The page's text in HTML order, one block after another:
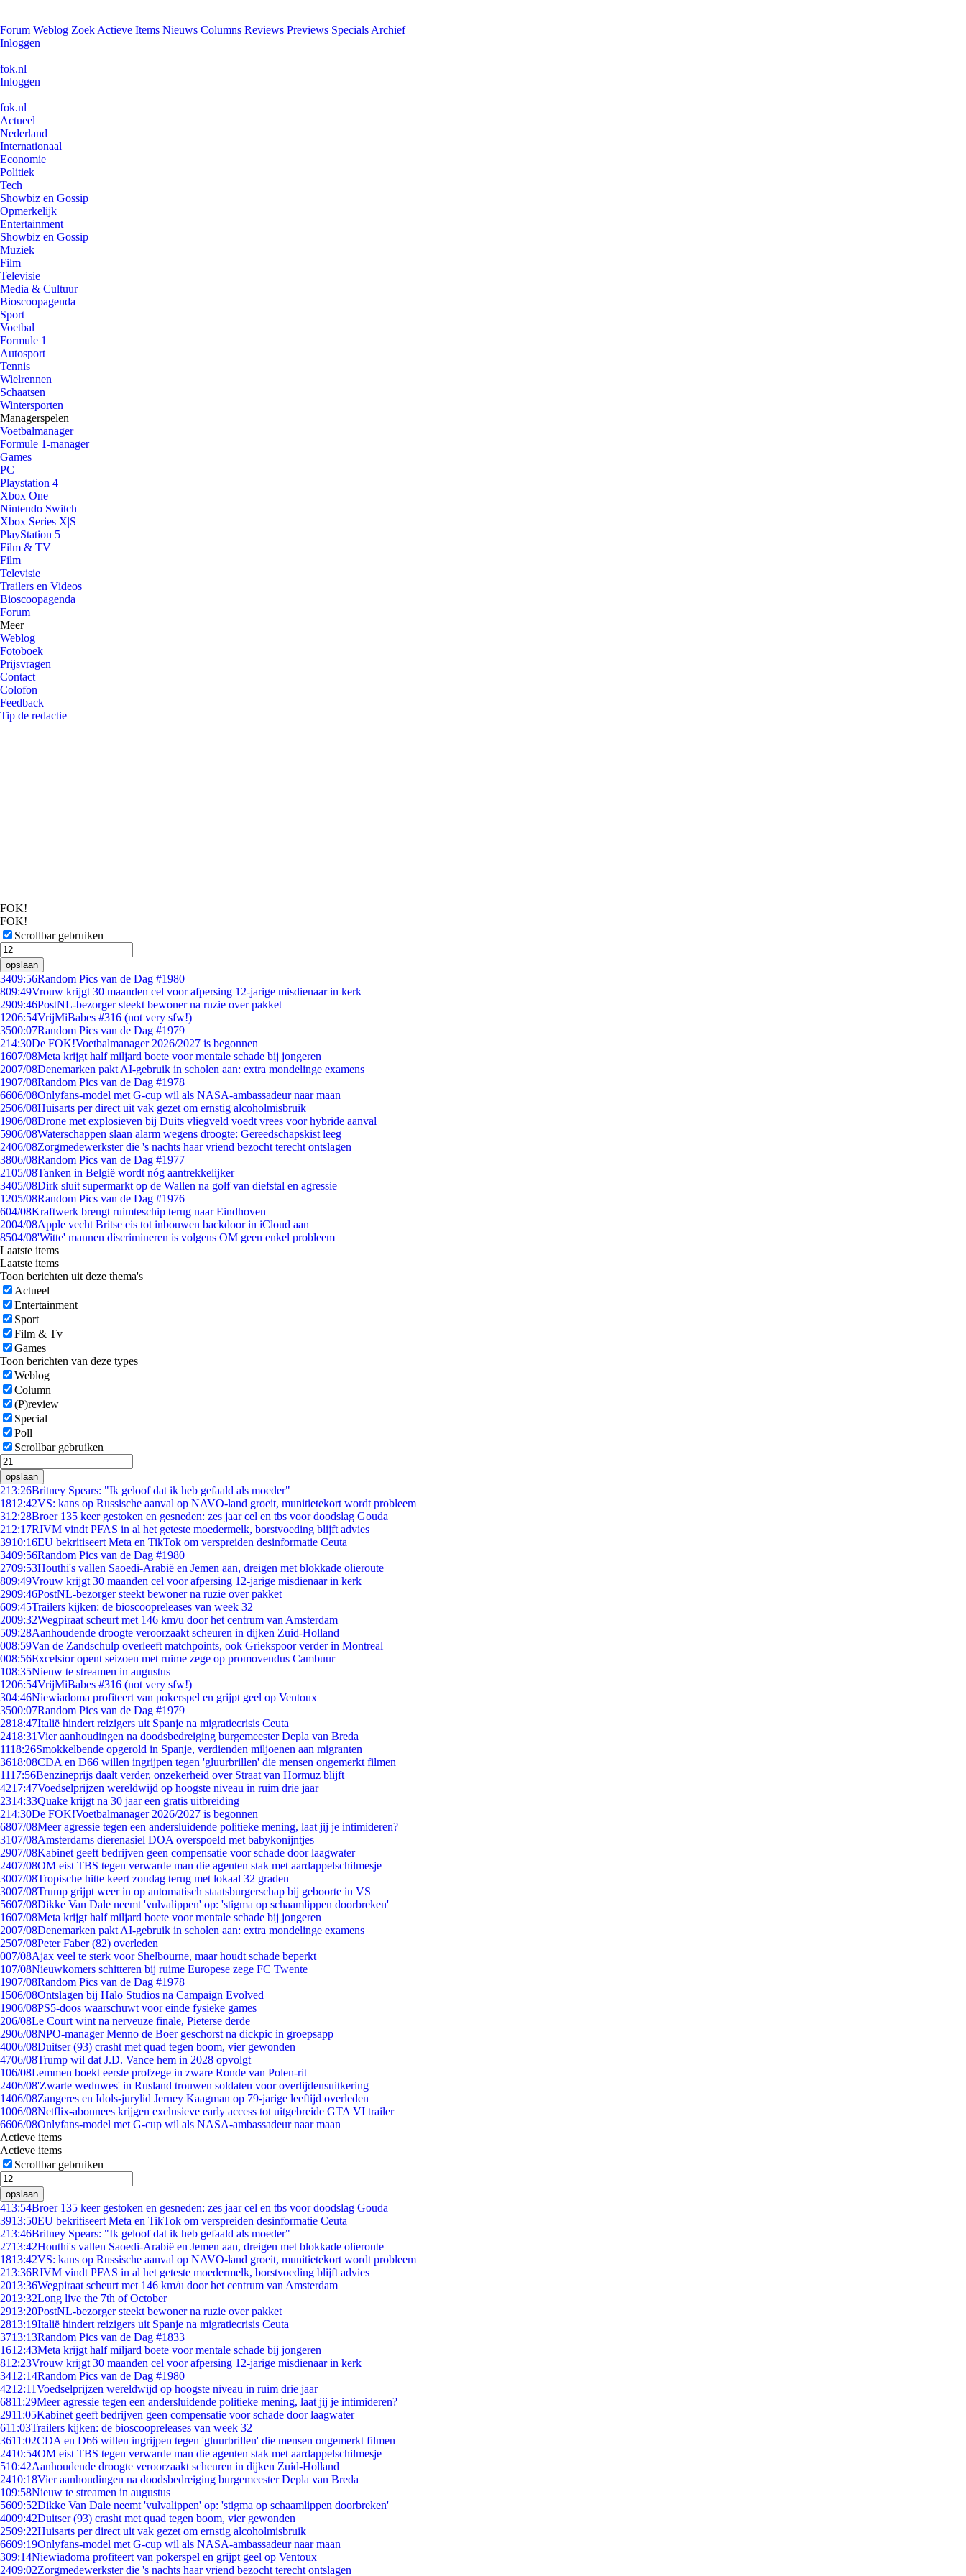
Forum Weblog Zoek Actieve Items Nieuws Columns Reviews Previews Specials Archief
Inloggen
fok.nl
Inloggen
fok.nl
Actueel
Nederland
Internationaal
Economie
Politiek
Tech
Showbiz en Gossip
Opmerkelijk
Entertainment
Showbiz en Gossip
Muziek
Film
Televisie
Media & Cultuur
Bioscoopagenda
Sport
Voetbal
Formule 1
Autosport
Tennis
Wielrennen
Schaatsen
Wintersporten
Managerspelen
Voetbalmanager
Formule 1-manager
Games
PC
Playstation 4
Xbox One
Nintendo Switch
Xbox Series X|S
PlayStation 5
Film & TV
Film
Televisie
Trailers en Videos
Bioscoopagenda
Forum
Meer
Weblog
Fotoboek
Prijsvragen
Contact
Colofon
Feedback
Tip de redactie
FOK!
FOK!
Scrollbar gebruiken
opslaan
3409:56Random Pics van de Dag #1980
809:49Vrouw krijgt 30 maanden cel voor afpersing 12-jarige misdienaar in kerk
2909:46PostNL-bezorger steekt bewoner na ruzie over pakket
1206:54VrijMiBabes #316 (not very sfw!)
3500:07Random Pics van de Dag #1979
214:30De FOK!Voetbalmanager 2026/2027 is begonnen
1607/08Meta krijgt half miljard boete voor mentale schade bij jongeren
2007/08Denemarken pakt AI-gebruik in scholen aan: extra mondelinge examens
1907/08Random Pics van de Dag #1978
6606/08Onlyfans-model met G-cup wil als NASA-ambassadeur naar maan
2506/08Huisarts per direct uit vak gezet om ernstig alcoholmisbruik
1906/08Drone met explosieven bij Duits vliegveld voedt vrees voor hybride aanval
5906/08Waterschappen slaan alarm wegens droogte: Gereedschapskist leeg
2406/08Zorgmedewerkster die 's nachts haar vriend bezocht terecht ontslagen
3806/08Random Pics van de Dag #1977
2105/08Tanken in België wordt nóg aantrekkelijker
3405/08Dirk sluit supermarkt op de Wallen na golf van diefstal en agressie
1205/08Random Pics van de Dag #1976
604/08Kraftwerk brengt ruimteschip terug naar Eindhoven
2004/08Apple vecht Britse eis tot inbouwen backdoor in iCloud aan
8504/08'Witte' mannen discrimineren is volgens OM geen enkel probleem
Laatste items
Laatste items
Toon berichten uit deze thema's
Actueel
Entertainment
Sport
Film & Tv
Games
Toon berichten van deze types
Weblog
Column
(P)review
Special
Poll
Scrollbar gebruiken
opslaan
213:26Britney Spears: "Ik geloof dat ik heb gefaald als moeder"
1812:42VS: kans op Russische aanval op NAVO-land groeit, munitietekort wordt probleem
312:28Broer 135 keer gestoken en gesneden: zes jaar cel en tbs voor doodslag Gouda
212:17RIVM vindt PFAS in al het geteste moedermelk, borstvoeding blijft advies
3910:16EU bekritiseert Meta en TikTok om verspreiden desinformatie Ceuta
3409:56Random Pics van de Dag #1980
2709:53Houthi's vallen Saoedi-Arabië en Jemen aan, dreigen met blokkade olieroute
809:49Vrouw krijgt 30 maanden cel voor afpersing 12-jarige misdienaar in kerk
2909:46PostNL-bezorger steekt bewoner na ruzie over pakket
609:45Trailers kijken: de bioscoopreleases van week 32
2009:32Wegpiraat scheurt met 146 km/u door het centrum van Amsterdam
509:28Aanhoudende droogte veroorzaakt scheuren in dijken Zuid-Holland
008:59Van de Zandschulp overleeft matchpoints, ook Griekspoor verder in Montreal
008:56Excelsior opent seizoen met ruime zege op promovendus Cambuur
108:35Nieuw te streamen in augustus
1206:54VrijMiBabes #316 (not very sfw!)
304:46Niewiadoma profiteert van pokerspel en grijpt geel op Ventoux
3500:07Random Pics van de Dag #1979
2818:47Italië hindert reizigers uit Spanje na migratiecrisis Ceuta
2418:31Vier aanhoudingen na doodsbedreiging burgemeester Depla van Breda
1118:26Smokkelbende opgerold in Spanje, verdienden miljoenen aan migranten
3618:08CDA en D66 willen ingrijpen tegen 'gluurbrillen' die mensen ongemerkt filmen
1117:56Benzineprijs daalt verder, onzekerheid over Straat van Hormuz blijft
4217:47Voedselprijzen wereldwijd op hoogste niveau in ruim drie jaar
2314:33Quake krijgt na 30 jaar een gratis uitbreiding
214:30De FOK!Voetbalmanager 2026/2027 is begonnen
6807/08Meer agressie tegen een andersluidende politieke mening, laat jij je intimideren?
3107/08Amsterdams dierenasiel DOA overspoeld met babykonijntjes
2907/08Kabinet geeft bedrijven geen compensatie voor schade door laagwater
2407/08OM eist TBS tegen verwarde man die agenten stak met aardappelschilmesje
3007/08Tropische hitte keert zondag terug met lokaal 32 graden
3007/08Trump grijpt weer in op automatisch staatsburgerschap bij geboorte in VS
5607/08Dikke Van Dale neemt 'vulvalippen' op: 'stigma op schaamlippen doorbreken'
1607/08Meta krijgt half miljard boete voor mentale schade bij jongeren
2007/08Denemarken pakt AI-gebruik in scholen aan: extra mondelinge examens
2507/08Peter Faber (82) overleden
007/08Ajax veel te sterk voor Shelbourne, maar houdt schade beperkt
107/08Nieuwkomers schitteren bij ruime Europese zege FC Twente
1907/08Random Pics van de Dag #1978
1506/08Ontslagen bij Halo Studios na Campaign Evolved
1906/08PS5-doos waarschuwt voor einde fysieke games
206/08Le Court wint na nerveuze finale, Pieterse derde
2906/08NPO-manager Menno de Boer geschorst na dickpic in groepsapp
4006/08Duitser (93) crasht met quad tegen boom, vier gewonden
4706/08Trump wil dat J.D. Vance hem in 2028 opvolgt
106/08Lemmen boekt eerste profzege in zware Ronde van Polen-rit
2406/08'Zwarte weduwes' in Rusland trouwen soldaten voor overlijdensuitkering
1406/08Zangeres en Idols-jurylid Jerney Kaagman op 79-jarige leeftijd overleden
1006/08Netflix-abonnees krijgen exclusieve early access tot uitgebreide GTA VI trailer
6606/08Onlyfans-model met G-cup wil als NASA-ambassadeur naar maan
Actieve items
Actieve items
Scrollbar gebruiken
opslaan
413:54Broer 135 keer gestoken en gesneden: zes jaar cel en tbs voor doodslag Gouda
3913:50EU bekritiseert Meta en TikTok om verspreiden desinformatie Ceuta
213:46Britney Spears: "Ik geloof dat ik heb gefaald als moeder"
2713:42Houthi's vallen Saoedi-Arabië en Jemen aan, dreigen met blokkade olieroute
1813:42VS: kans op Russische aanval op NAVO-land groeit, munitietekort wordt probleem
213:36RIVM vindt PFAS in al het geteste moedermelk, borstvoeding blijft advies
2013:36Wegpiraat scheurt met 146 km/u door het centrum van Amsterdam
2013:32Long live the 7th of October
2913:20PostNL-bezorger steekt bewoner na ruzie over pakket
2813:19Italië hindert reizigers uit Spanje na migratiecrisis Ceuta
3713:13Random Pics van de Dag #1833
1612:43Meta krijgt half miljard boete voor mentale schade bij jongeren
812:23Vrouw krijgt 30 maanden cel voor afpersing 12-jarige misdienaar in kerk
3412:14Random Pics van de Dag #1980
4212:11Voedselprijzen wereldwijd op hoogste niveau in ruim drie jaar
6811:29Meer agressie tegen een andersluidende politieke mening, laat jij je intimideren?
2911:05Kabinet geeft bedrijven geen compensatie voor schade door laagwater
611:03Trailers kijken: de bioscoopreleases van week 32
3611:02CDA en D66 willen ingrijpen tegen 'gluurbrillen' die mensen ongemerkt filmen
2410:54OM eist TBS tegen verwarde man die agenten stak met aardappelschilmesje
510:42Aanhoudende droogte veroorzaakt scheuren in dijken Zuid-Holland
2410:18Vier aanhoudingen na doodsbedreiging burgemeester Depla van Breda
109:58Nieuw te streamen in augustus
5609:52Dikke Van Dale neemt 'vulvalippen' op: 'stigma op schaamlippen doorbreken'
4009:42Duitser (93) crasht met quad tegen boom, vier gewonden
2509:22Huisarts per direct uit vak gezet om ernstig alcoholmisbruik
6609:19Onlyfans-model met G-cup wil als NASA-ambassadeur naar maan
309:14Niewiadoma profiteert van pokerspel en grijpt geel op Ventoux
2409:02Zorgmedewerkster die 's nachts haar vriend bezocht terecht ontslagen